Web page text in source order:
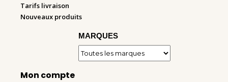
Tarifs livraison
Nouveaux produits
MARQUES
Mon compte